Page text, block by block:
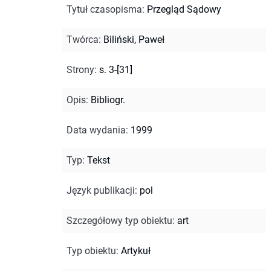
Tytuł czasopisma: Przegląd Sądowy
Twórca: Biliński, Paweł
Strony: s. 3-[31]
Opis: Bibliogr.
Data wydania: 1999
Typ: Tekst
Język publikacji: pol
Szczegółowy typ obiektu: art
Typ obiektu: Artykuł